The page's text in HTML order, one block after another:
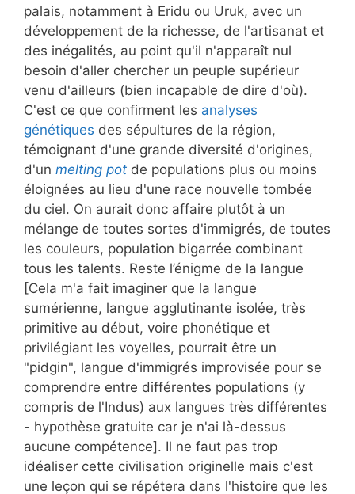
palais, notamment à Eridu ou Uruk, avec un
développement de la richesse, de l'artisanat et
des inégalités, au point qu'il n'apparaît nul
besoin d'aller chercher un peuple supérieur
venu d'ailleurs (bien incapable de dire d'où).
C'est ce que confirment les analyses
génétiques des sépultures de la région,
témoignant d'une grande diversité d'origines,
d'un melting pot de populations plus ou moins
éloignées au lieu d'une race nouvelle tombée
du ciel. On aurait donc affaire plutôt à un
mélange de toutes sortes d'immigrés, de toutes
les couleurs, population bigarrée combinant
tous les talents. Reste l’énigme de la langue
[Cela m'a fait imaginer que la langue
sumérienne, langue agglutinante isolée, très
primitive au début, voire phonétique et
privilégiant les voyelles, pourrait être un
"pidgin", langue d'immigrés improvisée pour se
comprendre entre différentes populations (y
compris de l'Indus) aux langues très différentes
- hypothèse gratuite car je n'ai là-dessus
aucune compétence]. Il ne faut pas trop
idéaliser cette civilisation originelle mais c'est
une leçon qui se répétera dans l'histoire que les